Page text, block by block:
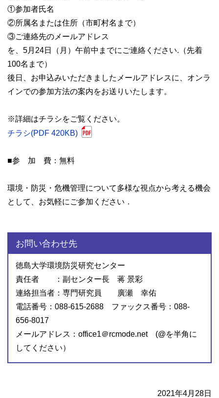
①参加者氏名
②所属名または住所（市町村名まで）
③ご連絡先のメールアドレス
を、5月24日（月）午前中までにご連絡ください.（先着
100名まで）
後日、お申込みいただきましたメールアドレスに、オンラ
インでの参加方法の案内をお送りいたします。
※詳細はチラシをご覧ください。
チラシ(PDF 420KB)
■参 加 費：無料
環境・防災・危機管理について多様な視点から考える機会
として、お気軽にご参加ください．
お問い合わせ先
徳島大学環境防災研究センター
責任者 ：副センター長 蒋 景彩
連絡担当者：専門研究員 廣瀬 幸佑
電話番号：088-615-2688 ファックス番号：088-
656-8017
メールアドレス：office1＠rcmode.net (@を半角に
してください）
2021年4月28日